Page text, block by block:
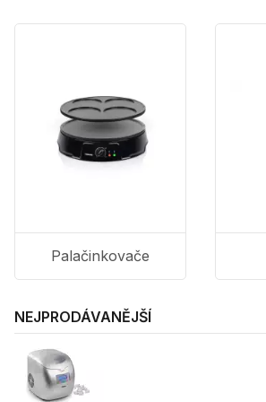
Palačinkovače
NEJPRODÁVANĚJŠÍ